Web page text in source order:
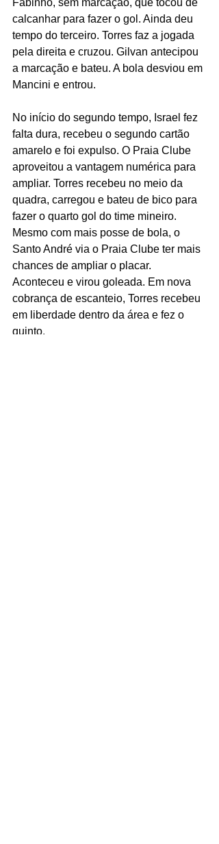
calcanhar para fazer o gol. Ainda deu
tempo do terceiro. Torres faz a jogada
pela direita e cruzou. Gilvan antecipou
a marcação e bateu. A bola desviou em
Mancini e entrou.
No início do segundo tempo, Israel fez
falta dura, recebeu o segundo cartão
amarelo e foi expulso. O Praia Clube
aproveitou a vantagem numérica para
ampliar. Torres recebeu no meio da
quadra, carregou e bateu de bico para
fazer o quarto gol do time mineiro.
Mesmo com mais posse de bola, o
Santo André via o Praia Clube ter mais
chances de ampliar o placar.
Aconteceu e virou goleada. Em nova
cobrança de escanteio, Torres recebeu
em liberdade dentro da área e fez o
quinto.